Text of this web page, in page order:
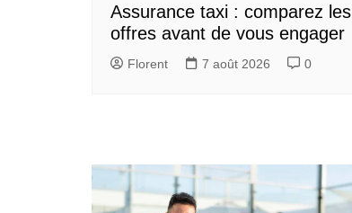
Assurance taxi : comparez les
offres avant de vous engager
Florent 7 août 2026 0